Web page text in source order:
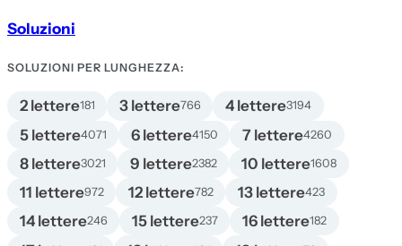
Soluzioni
SOLUZIONI PER LUNGHEZZA:
2 lettere181 3 lettere766 4 lettere3194
5 lettere4071 6 lettere4150 7 lettere4260
8 lettere3021 9 lettere2382 10 lettere1608
11 lettere972 12 lettere782 13 lettere423
14 lettere246 15 lettere237 16 lettere182